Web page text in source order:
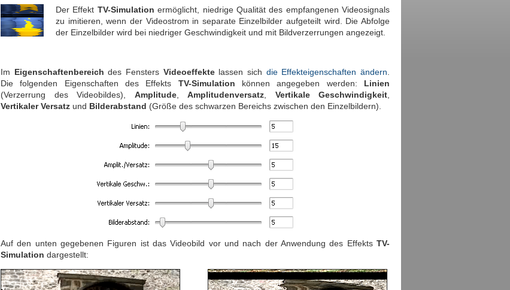
Der Effekt TV-Simulation ermöglicht, niedrige Qualität des empfangenen Videosignals
zu imitieren, wenn der Videostrom in separate Einzelbilder aufgeteilt wird. Die Abfolge
der Einzelbilder wird bei niedriger Geschwindigkeit und mit Bildverzerrungen angezeigt.
Im Eigenschaftenbereich des Fensters Videoeffektelassen sich die Effekteigenschaften ändern
Die folgenden Eigenschaften des Effekts TV-Simulation können angegeben werden: Linien
(Verzerrung des Videobildes), Amplitude, Amplitudenversatz Vertikale Geschwindigkeit
Vertikaler Versatz und Bilderabstand (Größe des schwarzen Bereichs zwischen den Einzelbildern).
Auf den unten gegebenen Figuren ist das Videobild vor und nach der Anwendung des Effekts TV-
Simulation dargestellt: